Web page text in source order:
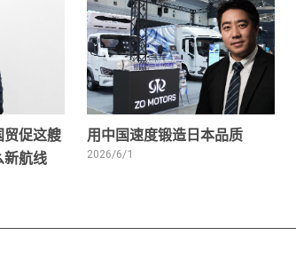
促这艘
新航线
用中国速度锻造日本品质
2026/6/1